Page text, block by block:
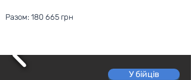
Разом: 180 665 грн
У бійців